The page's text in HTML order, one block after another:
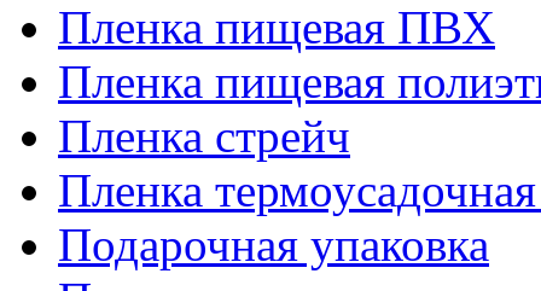
Пленка пищевая ПВХ
Пленка пищевая
Пленка стрейч
Пленка
Подарочная упаковка